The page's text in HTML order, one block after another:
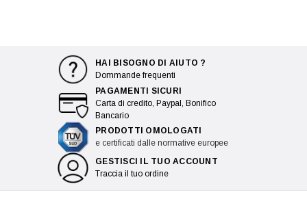
HAI BISOGNO DI AIUTO ?
Dommande frequenti
PAGAMENTI SICURI
Carta di credito, Paypal, Bonifico
Bancario
PRODOTTI OMOLOGATI
e certificati dalle normative europee
GESTISCI IL TUO ACCOUNT
Traccia il tuo ordine